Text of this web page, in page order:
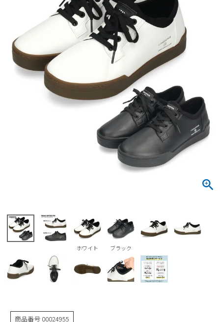
すべての商品
レインシューズ
パンプス
ウェア
Parade
moz
すべての商品
サンダル
レインシューズ
ビジネス・ドレスシューズ
ワークシューズ
ブーツ
ウェア
すべての商品
ブーツ
Parade
SKECHERS
NEW
キッズSALE
ボディバッグ
ハンドバッグ
ビジネスバッグ
すべての商品
ケア用品
雑貨
ご利用ガイド
ホワイト ブラック
商品番号 00024955